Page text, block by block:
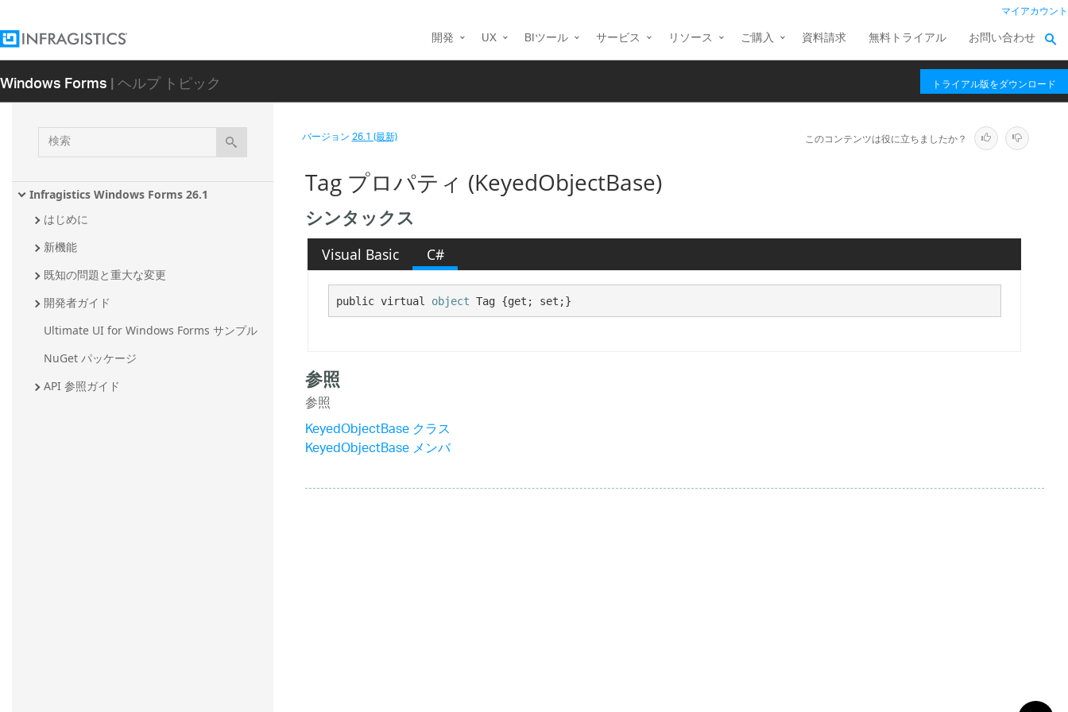
マイアカウント
開発 UX BIツール サービス リソース ご購入 資料請求 無料トライアル お問い合わせ
Windows Forms| ヘルプ トピック トライアル版をダウンロード
検
索
Infragistics Windows Forms 26.1
はじめに
新機能
既知の問題と重大な変更
開発者ガイド
Ultimate UI for Windows Forms サンプル
NuGet パッケージ
API 参照ガイド
バージョン26.1 (最新) このコンテンツは役に立ちましたか？
Tag プロパティ (KeyedObjectBase)
シンタックス
Visual Basic C#
public virtual object Tag {get; set;}
参照
参照
KeyedObjectBase クラス
KeyedObjectBase メンバ